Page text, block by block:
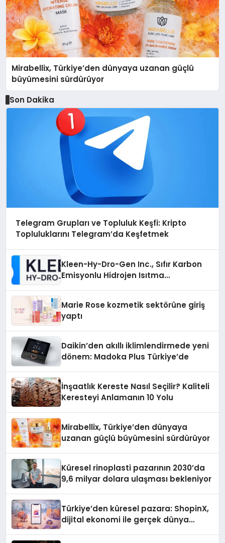
Mirabellix, Türkiye’den dünyaya uzanan güçlü
büyümesini sürdürüyor
Son Dakika
Telegram Grupları ve Topluluk Keşfi: Kripto
Topluluklarını Telegram’da Keşfetmek
Kleen-Hy-Dro-Gen Inc., Sıfır Karbon
Emisyonlu Hidrojen Isıtma
Marie Rose kozmetik sektörüne giriş
yaptı
Daikin’den akıllı iklimlendirmede yeni
dönem: Madoka Plus Türkiye’de
İnşaatlık Kereste Nasıl Seçilir? Kaliteli
Keresteyi Anlamanın 10 Yolu
Mirabellix, Türkiye’den dünyaya
uzanan güçlü büyümesini sürdürüyor
Küresel rinoplasti pazarının 2030’da
9,6 milyar dolara ulaşması bekleniyor
Türkiye’den küresel pazara: ShopinX,
dijital ekonomi ile gerçek dünya